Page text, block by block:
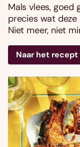
Mals vlees, goed
precies wat
Niet meer, niet
Naar het recept